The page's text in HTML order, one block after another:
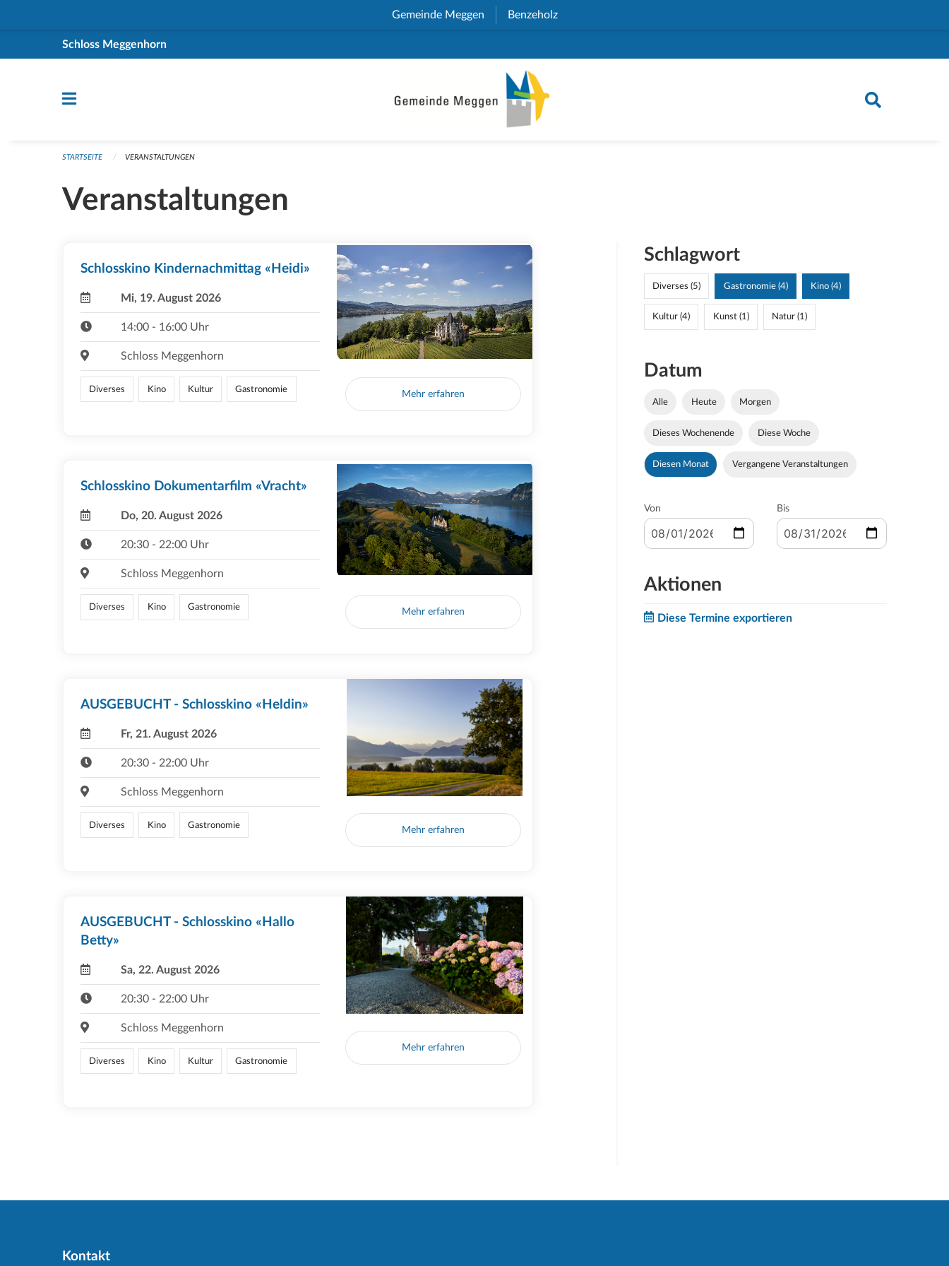
Gemeinde Meggen (External Link)
Benzeholz(External Link)
Schloss Meggenhorn
STARTSEITE VERANSTALTUNGEN
Veranstaltungen
Schlosskino Kindernachmittag «Heidi»
Mi, 19. August 2026
14:00 - 16:00 Uhr
Schloss Meggenhorn
Diverses Kino Kultur Gastronomie Mehr erfahren
Schlosskino Dokumentarfilm «Vracht»
Do, 20. August 2026
20:30 - 22:00 Uhr
Schloss Meggenhorn
Diverses Kino Gastronomie Mehr erfahren
AUSGEBUCHT - Schlosskino «Heldin»
Fr, 21. August 2026
20:30 - 22:00 Uhr
Schloss Meggenhorn
Diverses Kino Gastronomie Mehr erfahren
AUSGEBUCHT - Schlosskino «Hallo
Betty»
Sa, 22. August 2026
20:30 - 22:00 Uhr
Schloss Meggenhorn
Diverses Kino Kultur Gastronomie
Mehr erfahren
Schlagwort
Diverses (5) Gastronomie (4) Kino (4)
Kultur (4) Kunst (1) Natur (1)
Datum
Alle Heute Morgen
Dieses Wochenende Diese Woche
Diesen Monat Vergangene Veranstaltungen
Von Bis
Aktionen
Diese Termine exportieren
Kontakt